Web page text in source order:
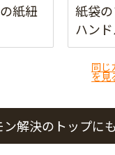
紙紐
紙袋
ハン
同じ
を見
ン解決のトップに